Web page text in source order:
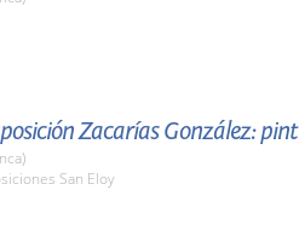
Zacarías González:
San Eloy